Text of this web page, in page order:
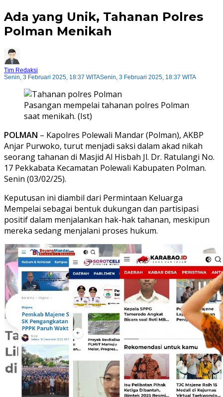
Ada yang Unik, Tahanan Polres
Polman Menikah
Tim Redaksi
Senin, 3 Februari 2025, 18:37 WITASenin, 3 Februari 2025, 18:37 WITA
Pasangan mempelai tahanan polres Polman
saat menikah. (Ist)
POLMAN – Kapolres Polewali Mandar (Polman), AKBP
Anjar Purwoko, turut menjadi saksi dalam akad nikah
seorang tahanan di Masjid Al Hisbah Jl. Dr. Ratulangi No.
17 Pekkabata Kecamatan Polewali Kabupaten Polman.
Senin (03/02/25).
Keputusan ini diambil dari Permintaan Keluarga
Mempelai sebagai bentuk dukungan dan partisipasi
positif dalam menjalankan hak-hak tahanan, meskipun
mereka sedang menjalani proses hukum.